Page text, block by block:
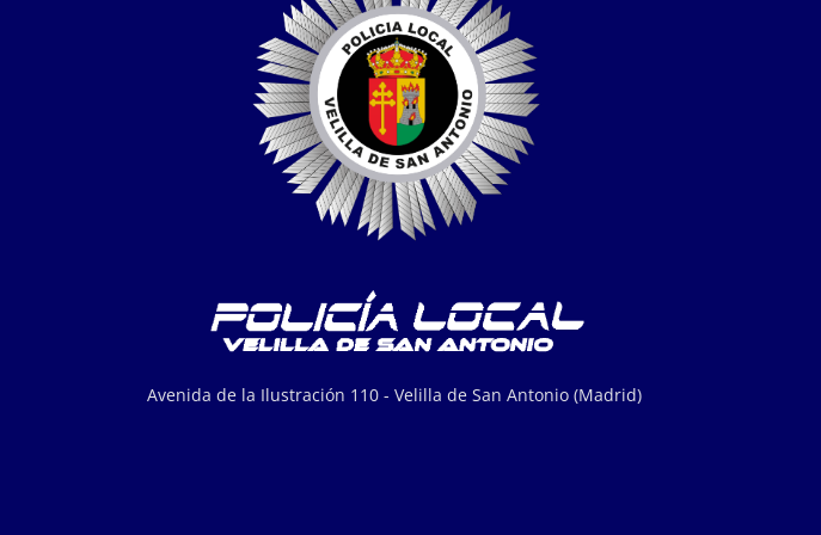
Avenida de la Ilustración 110 - Velilla de San Antonio (Madrid)